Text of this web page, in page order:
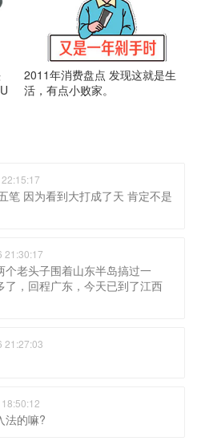
2011年消费盘点 发现这就是生
活，有点小败家。
笔 因为看到大打成了天 肯定不是
21:30:17
个老头子围着山东半岛搞过一
了，回程广东，今天已到了江西
21:27:03
法的嘛?